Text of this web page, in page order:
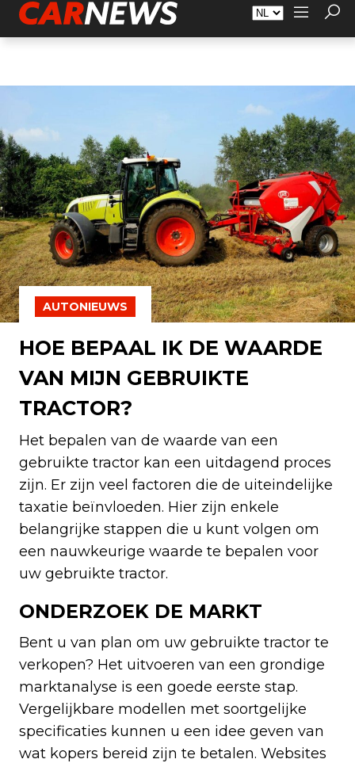
Adverteren Over Carnews.nl Contact
AUTONIEUWS
HOE BEPAAL IK DE WAARDE
VAN MIJN GEBRUIKTE
TRACTOR?
Het bepalen van de waarde van een
gebruikte tractor kan een uitdagend proces
zijn. Er zijn veel factoren die de uiteindelijke
taxatie beïnvloeden. Hier zijn enkele
belangrijke stappen die u kunt volgen om
een nauwkeurige waarde te bepalen voor
uw gebruikte tractor.
ONDERZOEK DE MARKT
Bent u van plan om uw gebruikte tractor te
verkopen? Het uitvoeren van een grondige
marktanalyse is een goede eerste stap.
Vergelijkbare modellen met soortgelijke
specificaties kunnen u een idee geven van
wat kopers bereid zijn te betalen. Websites